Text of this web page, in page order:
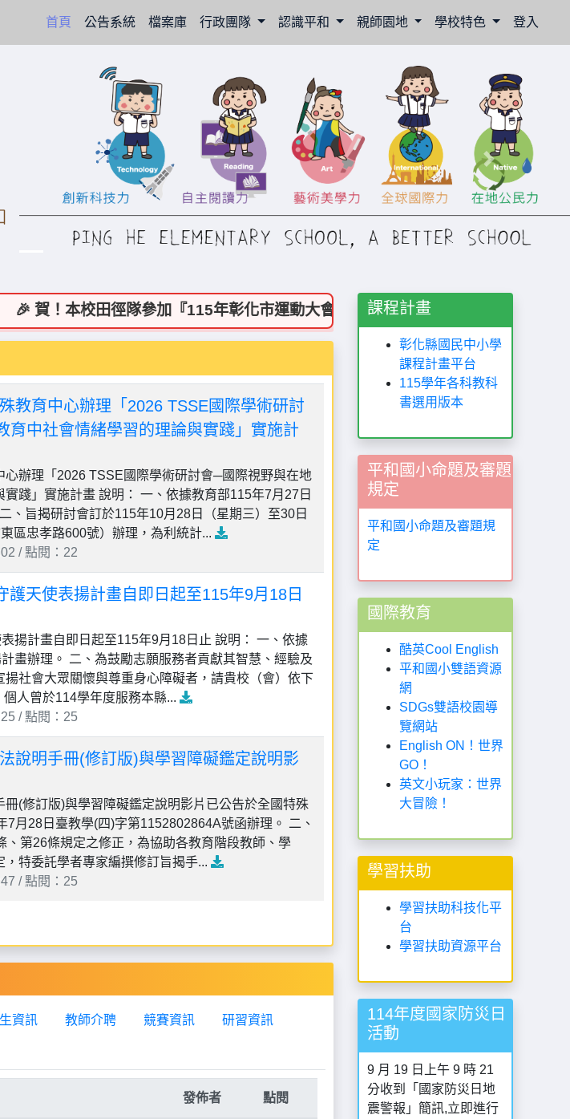
首頁 (current)
公告系統 檔案庫 行政團隊 認識平和 親師園地 學校特色 登入
Next
！本校田徑隊參加『115年彰化市運動大會』榮獲多項佳績！🏆
教育中心辦理「2026 TSSE國際學術研討
育中社會情緒學習的理論與實踐」實施計
辦理「2026 TSSE國際學術研討會─國際視野與在地
踐」實施計畫 說明： 一、依據教育部115年7月27日
、旨揭研討會訂於115年10月28日（星期三）至30日
區忠孝路600號）辦理，為利統計...
/ 點閱：22
天使表揚計畫自即日起至115年9月18日
揚計畫自即日起至115年9月18日止 說明： 一、依據
畫辦理。 二、為鼓勵志願服務者貢獻其智慧、經驗及
社會大眾關懷與尊重身心障礙者，請貴校（會）依下
人曾於114學年度服務本縣...
/ 點閱：25
說明手冊(修訂版)與學習障礙鑑定說明影
(修訂版)與學習障礙鑑定說明影片已公告於全國特殊
月28日臺教學(四)字第1152802864A號函辦理。 二、
、第26條規定之修正，為協助各教育階段教師、學
特委託學者專家編撰修訂旨揭手...
/ 點閱：25
資訊 教師介聘 競賽資訊 研習資訊
發佈者 點閱
課程計畫
彰化縣國民中小學
課程計畫平台
115學年各科教科
書選用版本
平和國小命題及審題
規定
平和國小命題及審題規
定
國際教育
酷英Cool English
平和國小雙語資源
網
SDGs雙語校園導
覽網站
English ON！世界
GO！
英文小玩家：世界
大冒險！
學習扶助
學習扶助科技化平
台
學習扶助資源平台
114年度國家防災日
活動
9 月 19 日上午 9 時 21
分收到「國家防災日地
震警報」簡訊,立即進行